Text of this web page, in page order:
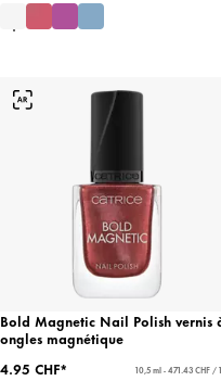
Bold Magnetic Nail Polish vernis
ongles magnétique
4.95 CHF*
10,5 ml - 471.43 CHF /